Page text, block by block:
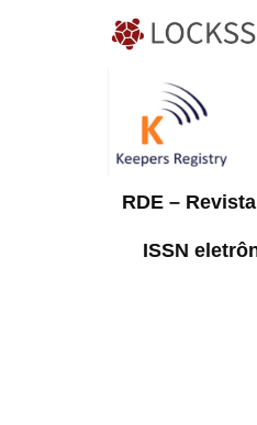
RDE –
ISSN